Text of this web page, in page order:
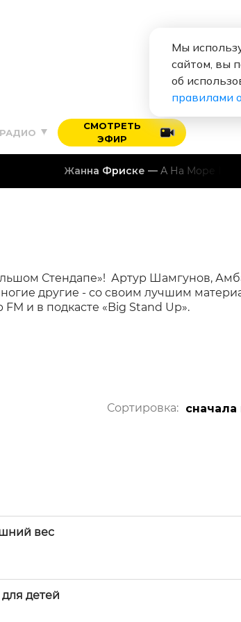
РАДИО
СМОТРЕТЬ
ЭФИР
Жанна Фриске А На Море Белый Песок
Стендапе»! Артур Шамгунов,
другие - со своим лучшим
и в подкасте «Big Stand Up».
Сортировка:
вес
детей
Мы
сайтом, вы
об
правилами